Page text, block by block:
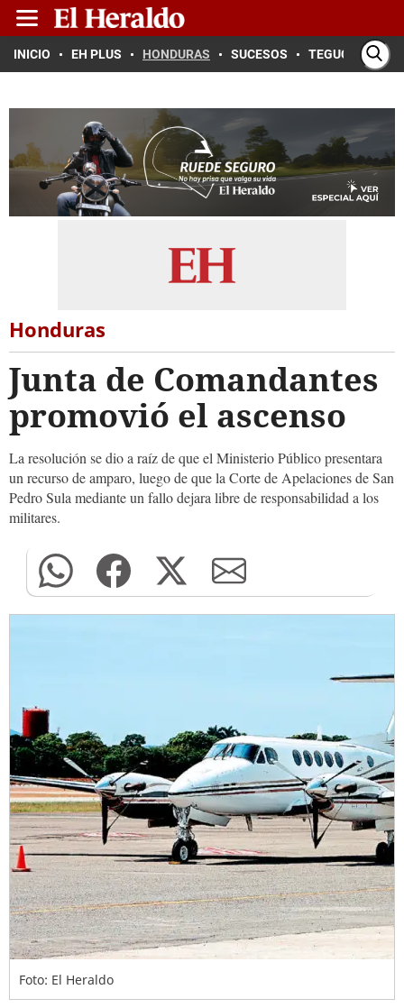
INICIO EH PLUS HONDURAS SUCESOS TEGUCIGALPA
Honduras
Junta de Comandantes
promovió el ascenso
La resolución se dio a raíz de que el Ministerio Público presentara
un recurso de amparo, luego de que la Corte de Apelaciones de San
Pedro Sula mediante un fallo dejara libre de responsabilidad a los
militares.
Foto: El Heraldo